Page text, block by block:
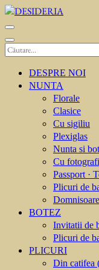
Sari
la
conținut
(apasă
Caută
DESPRE NOI
NUNTA
Florale
Clasice
Cu sigiliu
Plexiglas
Nunta si
Cu
Passport ·
Plicuri de
BOTEZ
Invitatii de
Plicuri de
PLICURI
Din catifea